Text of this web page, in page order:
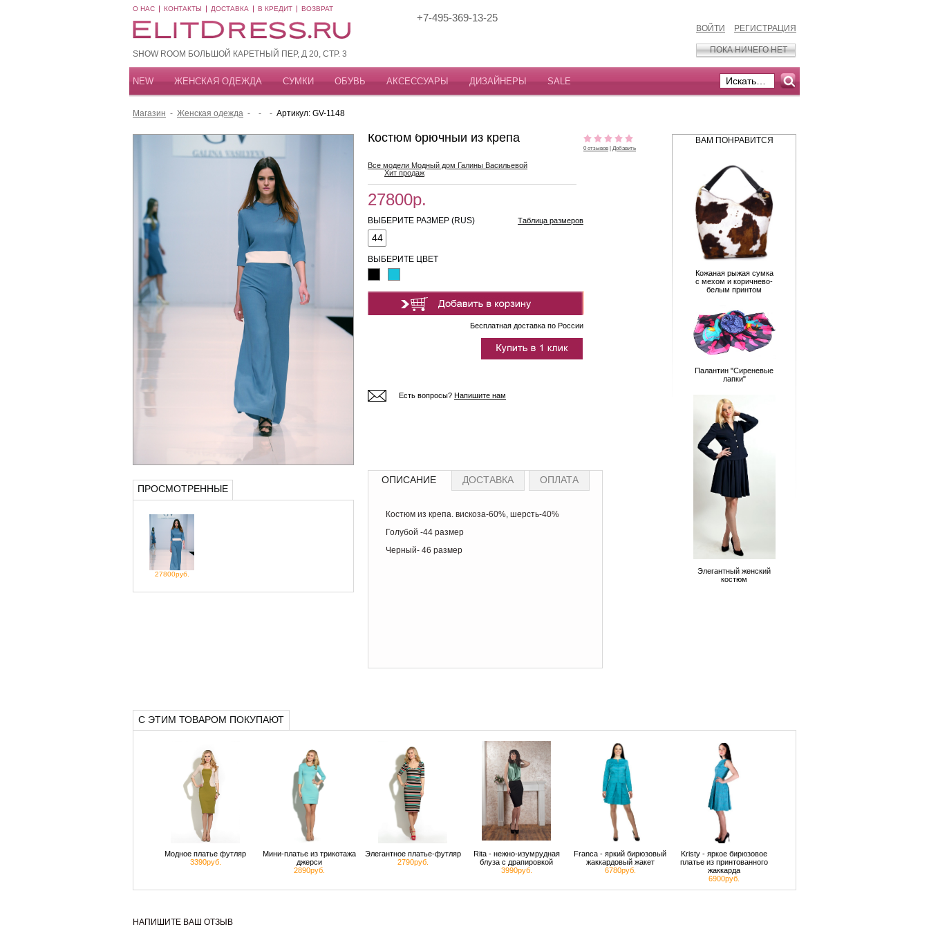
О НАС КОНТАКТЫ ДОСТАВКА В КРЕДИТ ВОЗВРАТ
SHOW ROOM БОЛЬШОЙ КАРЕТНЫЙ ПЕР, Д 20, СТР. 3
+7-495-369-13-25
ВОЙТИ РЕГИСТРАЦИЯ
ПОКА НИЧЕГО НЕТ
NEW ЖЕНСКАЯ ОДЕЖДА СУМКИ ОБУВЬ АКСЕССУАРЫ ДИЗАЙНЕРЫ SALE
Магазин - Женская одежда - - - Артикул: GV-1148
ПРОСМОТРЕННЫЕ
27800руб.
ВАМ ПОНРАВИТСЯ
Кожаная рыжая сумка
с мехом и коричнево-
белым принтом
Палантин "Сиреневые
лапки"
Элегантный женский
костюм
0 отзывов Добавить
Костюм брючный из крепа
Все модели Модный дом Галины Васильевой
Хит продаж
27800р.
ВЫБЕРИТЕ РАЗМЕР (RUS) Таблица размеров
44
ВЫБЕРИТЕ ЦВЕТ
Бесплатная доставка по России
Есть вопросы? Напишите нам
ОПИСАНИЕ ДОСТАВКА ОПЛАТА
Костюм из крепа. вискоза-60%, шерсть-40%
Голубой -44 размер
Черный- 46 размер
С ЭТИМ ТОВАРОМ ПОКУПАЮТ
Модное платье футляр
3390руб.
Мини-платье из трикотажа
джерси
2890руб.
Элегантное платье-футляр
2790руб.
Rita - нежно-изумрудная
блуза с драпировкой
3990руб.
Franca - яркий бирюзовый
жаккардовый жакет
6780руб.
Kristy - яркое бирюзовое
платье из принтованного
жаккарда
6900руб.
НАПИШИТЕ ВАШ ОТЗЫВ